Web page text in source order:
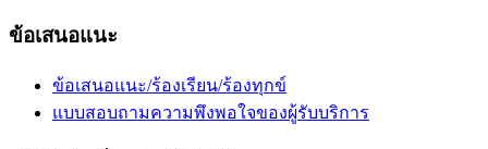
ข้อเสนอแนะ
ข้อเสนอแนะ/ร้องเรียน/ร้องทุกข์
แบบสอบถามความพึงพอใจของผู้รับบริการ